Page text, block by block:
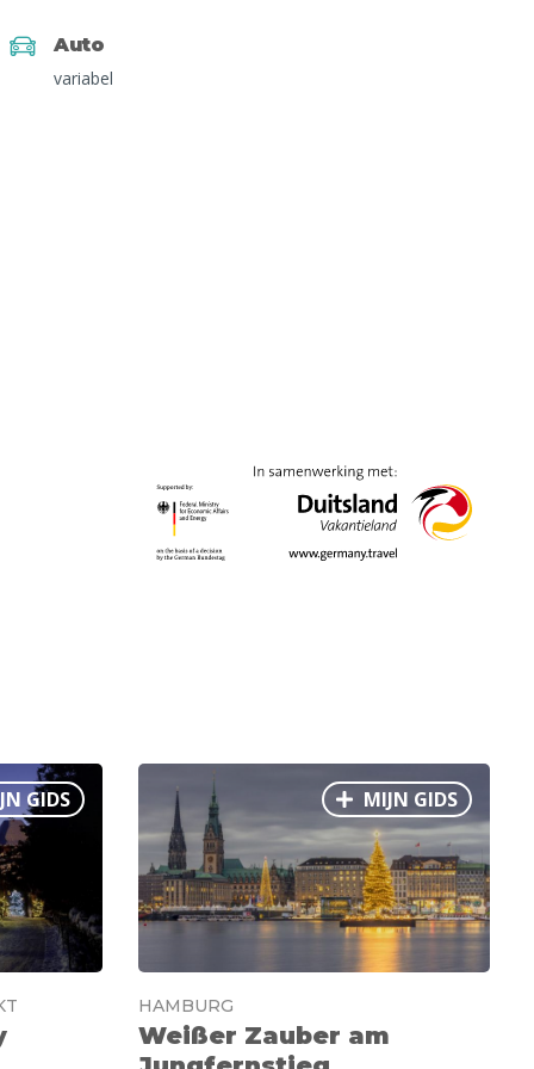
Auto
variabel
GIDS MIJN GIDS
HAMBURG
Weißer Zauber am